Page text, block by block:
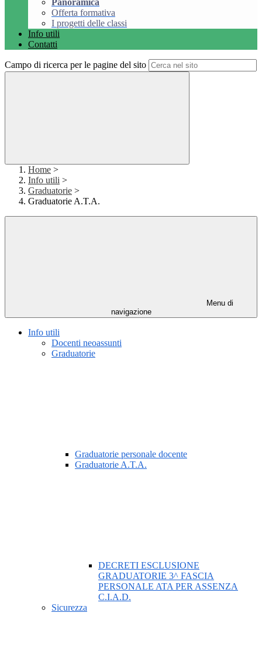
Panoramica
Offerta formativa
I progetti delle classi
Info utili
Contatti
Campo di ricerca per le pagine del sito
Home >
Info utili >
Graduatorie >
Graduatorie A.T.A.
Menu di
navigazione
Info utili
Docenti neoassunti
Graduatorie
Graduatorie personale docente
Graduatorie A.T.A.
DECRETI ESCLUSIONE
GRADUATORIE 3^ FASCIA
PERSONALE ATA PER ASSENZA
C.I.A.D.
Sicurezza